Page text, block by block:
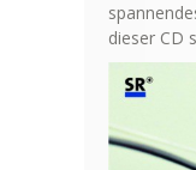
dieser CD